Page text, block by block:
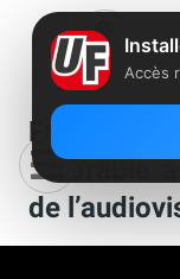
France
favorable
de
Accès